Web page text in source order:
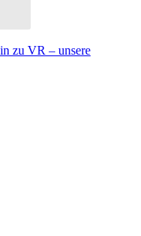
zu VR – unsere